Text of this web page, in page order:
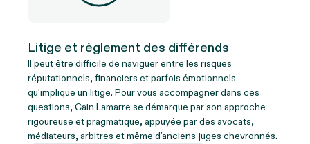
Litige et règlement des différends
Il peut être difficile de naviguer entre les risques
réputationnels, financiers et parfois émotionnels
qu’implique un litige. Pour vous accompagner dans ces
questions, Cain Lamarre se démarque par son approche
rigoureuse et pragmatique, appuyée par des avocats,
médiateurs, arbitres et même d’anciens juges chevronnés.